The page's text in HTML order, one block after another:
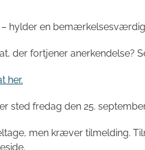
hylder en
der fortjener anerkendelse?
her.
sted fredag den 25.
men kræver tilmelding.